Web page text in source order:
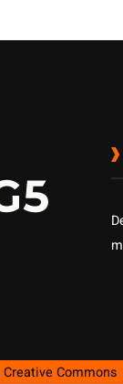
Creative Commons